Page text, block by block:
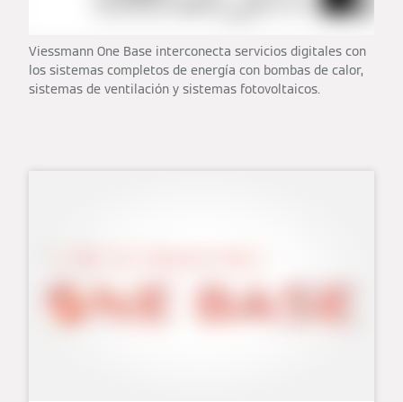
Viessmann One Base interconecta servicios digitales con
los sistemas completos de energía con bombas de calor,
sistemas de ventilación y sistemas fotovoltaicos.